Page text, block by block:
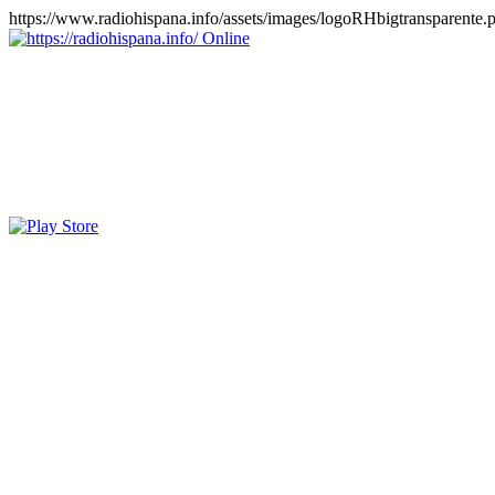
https://www.radiohispana.info/assets/images/
Online